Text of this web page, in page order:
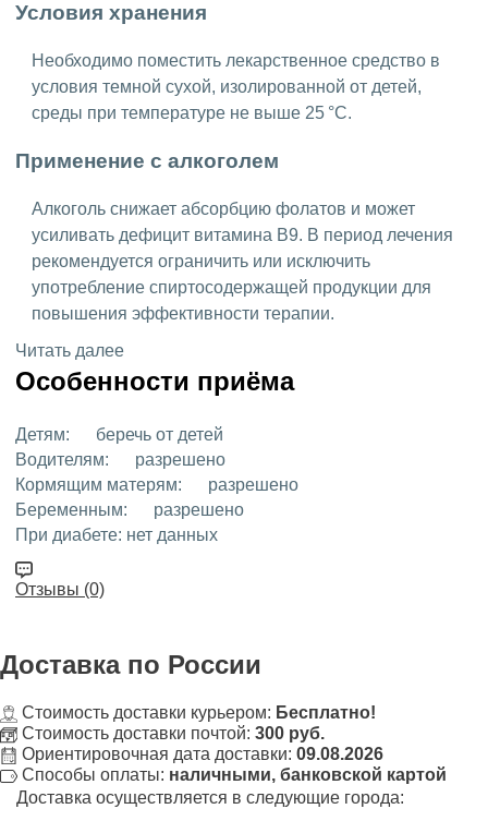
Условия хранения
Необходимо поместить лекарственное средство в
условия темной сухой, изолированной от детей,
среды при температуре не выше 25 °C.
Применение с алкоголем
Алкоголь снижает абсорбцию фолатов и может
усиливать дефицит витамина B9. В период лечения
рекомендуется ограничить или исключить
употребление спиртосодержащей продукции для
повышения эффективности терапии.
Читать далее
Особенности приёма
Детям:
беречь от детей
Водителям:
разрешено
Кормящим матерям:
разрешено
Беременным:
разрешено
При диабете: нет данных
Отзывы (0)
Доставка по России
Стоимость доставки курьером: Бесплатно!
Стоимость доставки почтой: 300 руб.
Ориентировочная дата доставки: 09.08.2026
Способы оплаты: наличными, банковской картой
Доставка осуществляется в следующие города: